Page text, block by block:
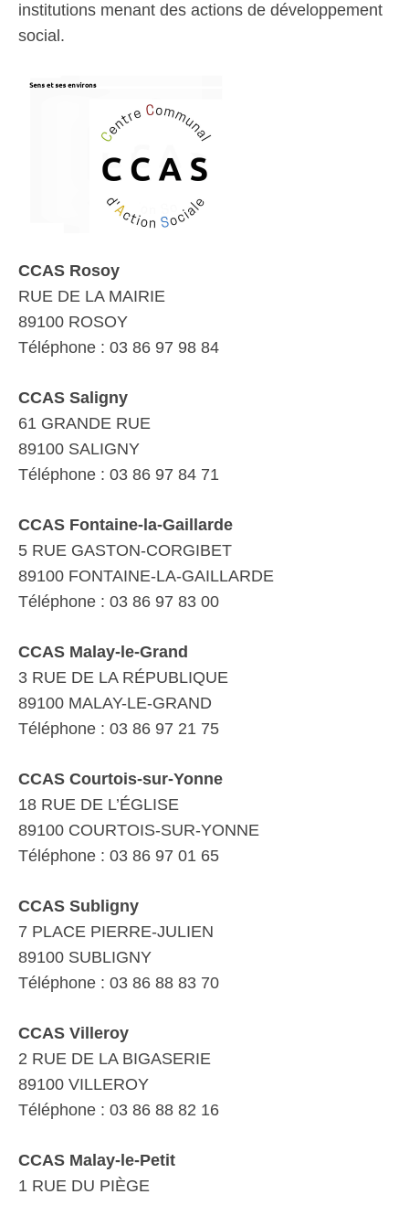
institutions menant des actions de développement
social.
CCAS Rosoy
RUE DE LA MAIRIE
89100 ROSOY
Téléphone : 03 86 97 98 84
CCAS Saligny
61 GRANDE RUE
89100 SALIGNY
Téléphone : 03 86 97 84 71
CCAS Fontaine-la-Gaillarde
5 RUE GASTON-CORGIBET
89100 FONTAINE-LA-GAILLARDE
Téléphone : 03 86 97 83 00
CCAS Malay-le-Grand
3 RUE DE LA RÉPUBLIQUE
89100 MALAY-LE-GRAND
Téléphone : 03 86 97 21 75
CCAS Courtois-sur-Yonne
18 RUE DE L’ÉGLISE
89100 COURTOIS-SUR-YONNE
Téléphone : 03 86 97 01 65
CCAS Subligny
7 PLACE PIERRE-JULIEN
89100 SUBLIGNY
Téléphone : 03 86 88 83 70
CCAS Villeroy
2 RUE DE LA BIGASERIE
89100 VILLEROY
Téléphone : 03 86 88 82 16
CCAS Malay-le-Petit
1 RUE DU PIÈGE